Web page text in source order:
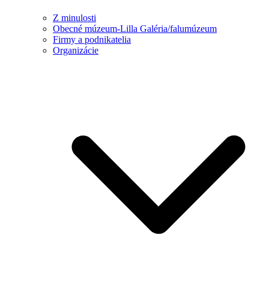
Z minulosti
Obecné múzeum-Lilla Galéria/falumúzeum
Firmy a podnikatelia
Organizácie